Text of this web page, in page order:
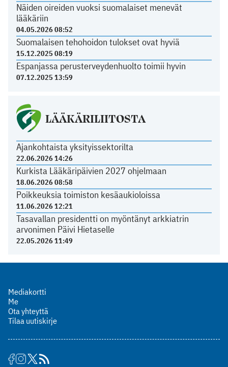
Näiden oireiden vuoksi suomalaiset menevät
lääkäriin
04.05.2026 08:52
Suomalaisen tehohoidon tulokset ovat hyviä
15.12.2025 08:19
Espanjassa perusterveydenhuolto toimii hyvin
07.12.2025 13:59
LÄÄKÄRILIITOSTA
Ajankohtaista yksityissektorilta
22.06.2026 14:26
Kurkista Lääkäripäivien 2027 ohjelmaan
18.06.2026 08:58
Poikkeuksia toimiston kesäaukioloissa
11.06.2026 12:21
Tasavallan presidentti on myöntänyt arkkiatrin
arvonimen Päivi Hietaselle
22.05.2026 11:49
Mediakortti
Me
Ota yhteyttä
Tilaa uutiskirje